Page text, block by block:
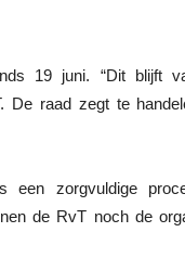
19 juni. “Dit blijft
De raad zegt te
een zorgvuldige
de RvT noch de